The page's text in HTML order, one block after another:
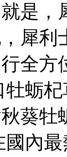
是
犀利
全方
牡蛎
葵
國內